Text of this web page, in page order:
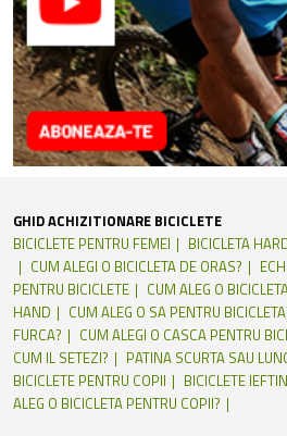
GHID ACHIZITIONARE BICICLETE
BICICLETE PENTRU FEMEI
BICICLETA
CUM ALEGI O BICICLETA DE ORAS?
PENTRU BICICLETE
CUM ALEG O
HAND
CUM ALEG O SA PENTRU
FURCA?
CUM ALEGI O CASCA PENTRU
CUM IL SETEZI?
PATINA SCURTA SAU
BICICLETE PENTRU COPII
BICICLETE
ALEG O BICICLETA PENTRU COPII?